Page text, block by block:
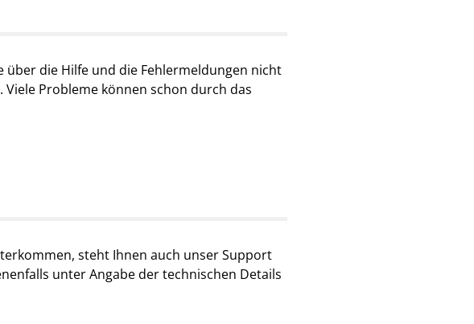
über die Hilfe und die Fehlermeldungen nicht
Probleme können schon durch das
steht Ihnen auch unser Support
unter Angabe der technischen Details